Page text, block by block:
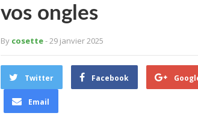
vos ongles
By cosette- 29 janvier 2025
Twitter Facebook
Email